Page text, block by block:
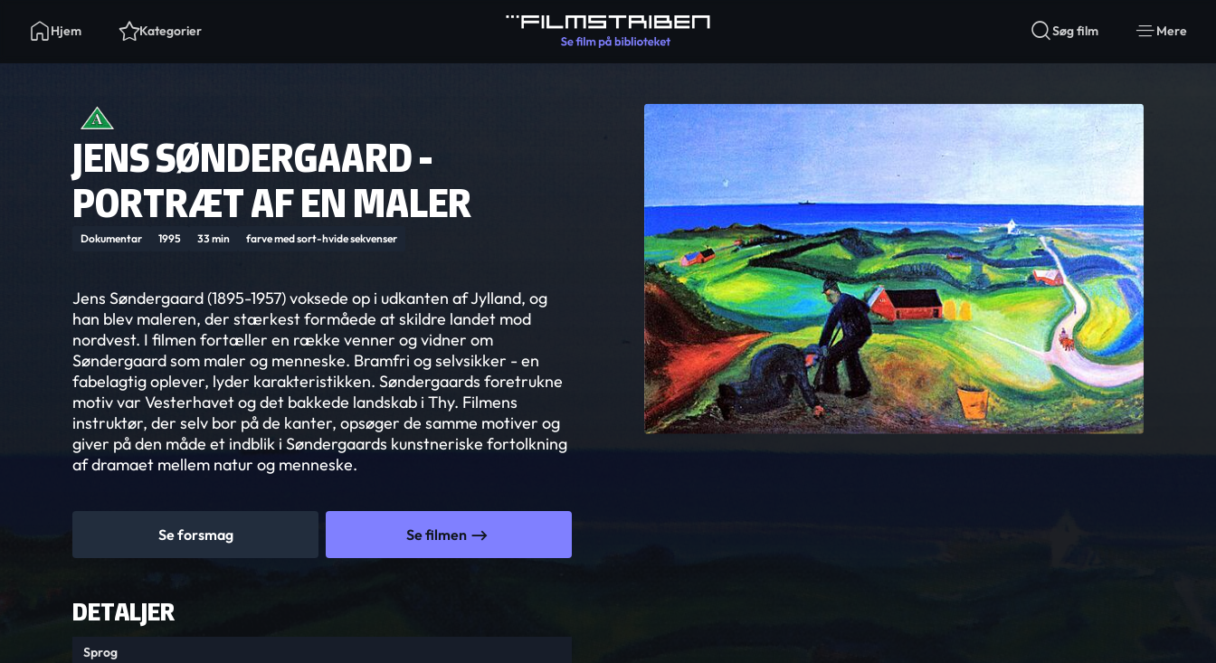
Hjem Kategorier Søg film Mere
JENS SØNDERGAARD -
PORTRÆT AF EN MALER
Dokumentar 1995 33 min farve med sort-hvide sekvenser
Jens Søndergaard (1895-1957) voksede op i udkanten af Jylland, og
han blev maleren, der stærkest formåede at skildre landet mod
nordvest. I filmen fortæller en række venner og vidner om
Søndergaard som maler og menneske. Bramfri og selvsikker - en
fabelagtig oplever, lyder karakteristikken. Søndergaards foretrukne
motiv var Vesterhavet og det bakkede landskab i Thy. Filmens
instruktør, der selv bor på de kanter, opsøger de samme motiver og
giver på den måde et indblik i Søndergaards kunstneriske fortolkning
af dramaet mellem natur og menneske.
Se forsmag Se filmen
DETALJER
Sprog